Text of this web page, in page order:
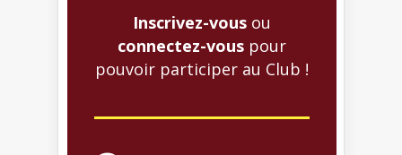
Inscrivez-vous ou
connectez-vous pour
pouvoir participer au Club !